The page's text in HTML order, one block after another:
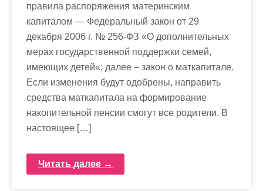
правила распоряжения материнским
капиталом — Федеральный закон от 29
декабря 2006 г. № 256-ФЗ «О дополнительных
мерах государственной поддержки семей,
имеющих детей«; далее – закон о маткапитале.
Если изменения будут одобрены, направить
средства маткапитала на формирование
накопительной пенсии смогут все родители. В
настоящее […]
Читать далее →